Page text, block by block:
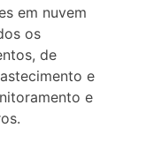
em nuvem
os
de
e
e